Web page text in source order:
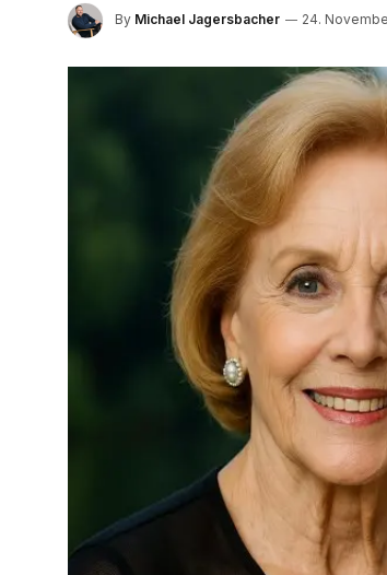
By Michael Jagersbacher 24.